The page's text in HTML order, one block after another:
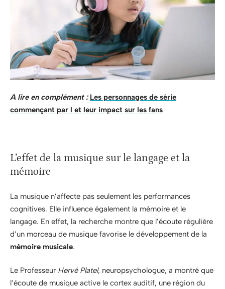
A lire en complément : Les personnages de série
commençant par l et leur impact sur les fans
L’effet de la musique sur le langage et la
mémoire
La musique n’affecte pas seulement les performances
cognitives. Elle influence également la mémoire et le
langage. En effet, la recherche montre que l’écoute régulière
d’un morceau de musique favorise le développement de la
mémoire musicale.
Le Professeur Hervé Platel, neuropsychologue, a montré que
l’écoute de musique active le cortex auditif, une région du